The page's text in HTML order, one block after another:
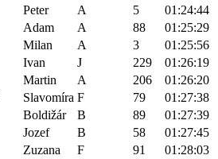
Peter A 5
01:24:44
Adam A 88
01:25:29
Milan A 3
01:25:56
Ivan J 229
01:26:19
Martin A 206
01:26:20
Slavomíra F 79
01:27:38
Boldižár B 89
01:27:39
Jozef B 58
01:27:45
Zuzana F 91 01:28:03